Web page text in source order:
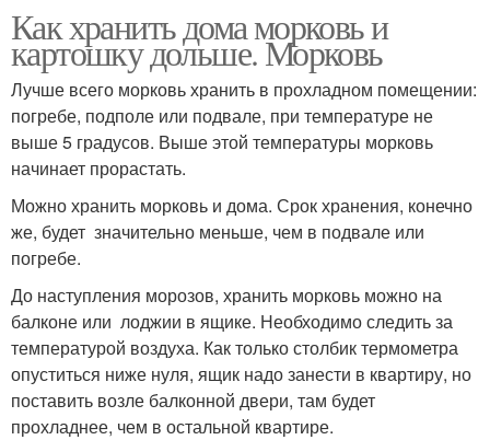
Как хранить дома морковь и
картошку дольше. Морковь
Лучше всего морковь хранить в прохладном помещении:
погребе, подполе или подвале, при температуре не
выше 5 градусов. Выше этой температуры морковь
начинает прорастать.
Можно хранить морковь и дома. Срок хранения, конечно
же, будет значительно меньше, чем в подвале или
погребе.
До наступления морозов, хранить морковь можно на
балконе или лоджии в ящике. Необходимо следить за
температурой воздуха. Как только столбик термометра
опуститься ниже нуля, ящик надо занести в квартиру, но
поставить возле балконной двери, там будет
прохладнее, чем в остальной квартире.